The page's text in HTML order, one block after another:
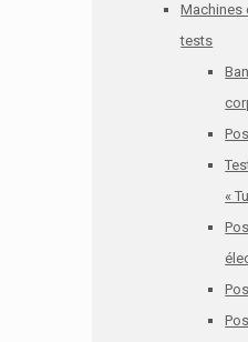
Machines
tests
«